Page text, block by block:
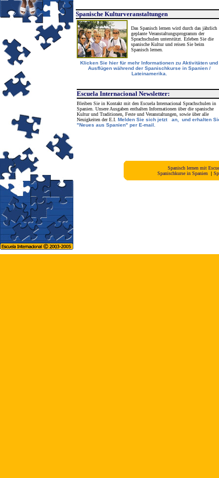
Spanische Kulturveranstaltungen
Das Spanisch lernen wird durch das jährlich
geplante Veranstaltungsprogramm der
Sprachschulen unterstützt. Erleben Sie die
spanische Kultur und reisen Sie beim
Spanisch lernen.
Klicken Sie hier für mehr Informationen zu Aktivitäten und
Ausflügen während der Spanischkurse in Spanien /
Lateinamerika.
Escuela Internacional Newsletter:
Bleiben Sie in Kontakt mit den Escuela Internacional Sprachschulen in
Spanien. Unsere Ausgaben enthalten Informationen über die spanische
Kultur und Traditionen, Feste und Veranstaltungen, sowie über alle
Neuigkeiten der E.I. Melden Sie sich jetzt an, und erhalten
"Neues aus Spanien" per E-mail.
Spanisch lernen mit
Spanischkurse in Spanien |